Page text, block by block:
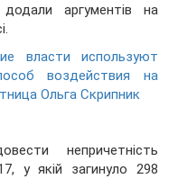
аргументів на
власти используют
воздействия на
Ольга Скрипник
непричетність
у якій загинуло 298